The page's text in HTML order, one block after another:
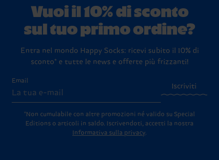
Vuoi il 10% di sconto
sul tuo primo ordine?
Entra nel mondo Happy Socks: ricevi subito il 10% di
sconto* e tutte le news e offerte più frizzanti!
Email
Iscriviti
*Non cumulabile con altre promozioni né valido su Special
Editions o articoli in saldo.
Iscrivendoti, accetti la nostra
Informativa sulla privacy.